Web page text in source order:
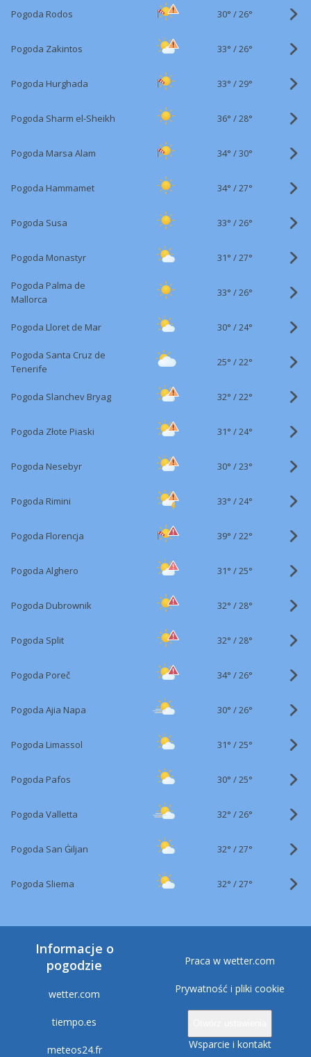
Pogoda Rodos 30° /26°
Pogoda Zakintos 33° /26°
Pogoda Hurghada 33° /29°
Pogoda Sharm el-Sheikh 36° /28°
Pogoda Marsa Alam 34° /30°
Pogoda Hammamet 34° /27°
Pogoda Susa 33° /26°
Pogoda Monastyr 31° /27°
Pogoda Palma de
Mallorca
33° /26°
Pogoda Lloret de Mar 30° /24°
Pogoda Santa Cruz de
Tenerife
25° /22°
Pogoda Slanchev Bryag 32° /22°
Pogoda Złote Piaski 31° /24°
Pogoda Nesebyr 30° /23°
Pogoda Rimini 33° /24°
Pogoda Florencja 39° /22°
Pogoda Alghero 31° /25°
Pogoda Dubrownik 32° /28°
Pogoda Split 32° /28°
Pogoda Poreč 34° /26°
Pogoda Ajia Napa 30° /26°
Pogoda Limassol 31° /25°
Pogoda Pafos 30° /25°
Pogoda Valletta 32° /26°
Pogoda San Ġiljan 32° /27°
Pogoda Sliema 32° /27°
Informacje o
pogodzie
wetter.com
tiempo.es
meteos24.fr
Praca w wetter.com
Prywatność i pliki cookie
Wsparcie i kontakt